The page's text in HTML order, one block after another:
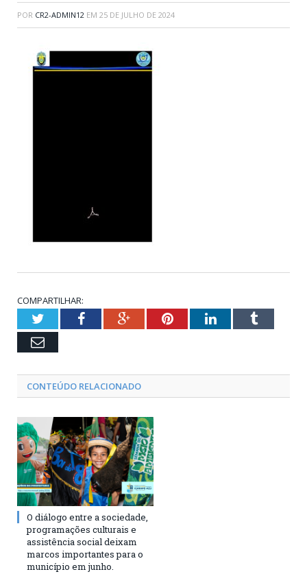
POR CR2-ADMIN12 EM 25 DE JULHO DE 2024
COMPARTILHAR:
TwitterFacebookGoogle+PinterestLinkedInTumblr
Email
CONTEÚDO RELACIONADO
O diálogo entre a sociedade,
programações culturais e
assistência social deixam
marcos importantes para o
município em junho.